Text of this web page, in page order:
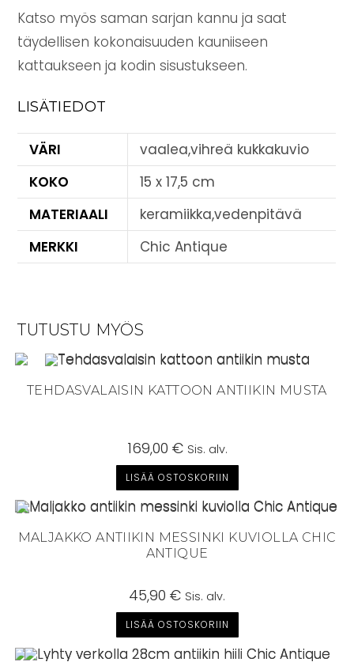
Katso myös saman sarjan kannu ja saat
täydellisen kokonaisuuden kauniiseen
kattaukseen ja kodin sisustukseen.
LISÄTIEDOT
VÄRI
vaalea,vihreä kukkakuvio
KOKO
15 x 17,5 cm
MATERIAALI
keramiikka,vedenpitävä
MERKKI
Chic Antique
TUTUSTU MYÖS
TEHDASVALAISIN KATTOON ANTIIKIN MUSTA
169,00 € Sis. alv.
LISÄÄ OSTOSKORIIN
MALJAKKO ANTIIKIN MESSINKI KUVIOLLA CHIC
ANTIQUE
45,90 € Sis. alv.
LISÄÄ OSTOSKORIIN